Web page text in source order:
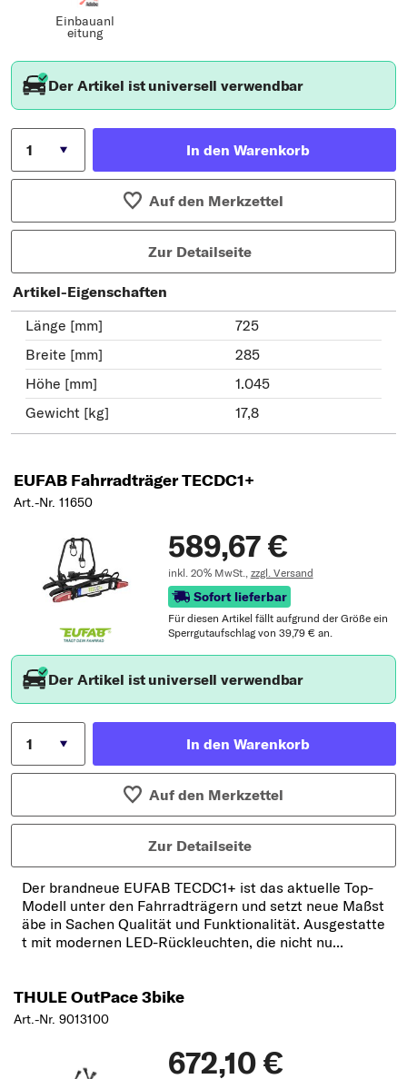
Einbauanl
eitung
Der Artikel ist universell verwendbar
In den Warenkorb
Auf den Merkzettel
Zur Detailseite
Artikel-Eigenschaften
Länge [mm]
725
Breite [mm]
285
Höhe [mm]
1.045
Gewicht [kg]
17,8
EUFAB Fahrradträger TECDC1+
Art.-Nr. 11650
589,67 €
inkl. 20% MwSt., zzgl. Versand
Sofort lieferbar
Für diesen Artikel fällt aufgrund der Größe ein
Sperrgutaufschlag von 39,79 € an.
Der Artikel ist universell verwendbar
In den Warenkorb
Auf den Merkzettel
Zur Detailseite
Der brandneue EUFAB TECDC1+ ist das aktuelle Top-
Modell unter den Fahrradträgern und setzt neue Maßst
äbe in Sachen Qualität und Funktionalität. Ausgestatte
t mit modernen LED-Rückleuchten, die nicht nu...
THULE OutPace 3bike
Art.-Nr. 9013100
672,10 €